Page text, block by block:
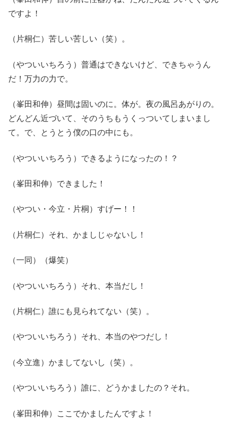
ですよ！
（片桐仁）苦しい苦しい（笑）。
（やついいちろう）普通はできないけど、できちゃうん
だ！万力の力で。
（峯田和伸）昼間は固いのに。体が。夜の風呂あがりの。
どんどん近づいて、そのうちもうくっついてしまいまし
て。で、とうとう僕の口の中にも。
（やついいちろう）できるようになったの！？
（峯田和伸）できました！
（やつい・今立・片桐）すげー！！
（片桐仁）それ、かましじゃないし！
（一同）（爆笑）
（やついいちろう）それ、本当だし！
（片桐仁）誰にも見られてない（笑）。
（やついいちろう）それ、本当のやつだし！
（今立進）かましてないし（笑）。
（やついいちろう）誰に、どうかましたの？それ。
（峯田和伸）ここでかましたんですよ！